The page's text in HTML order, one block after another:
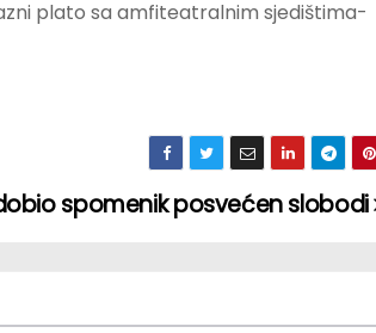
plato sa amfiteatralnim sjedištima-
spomenik posvećen slobodi